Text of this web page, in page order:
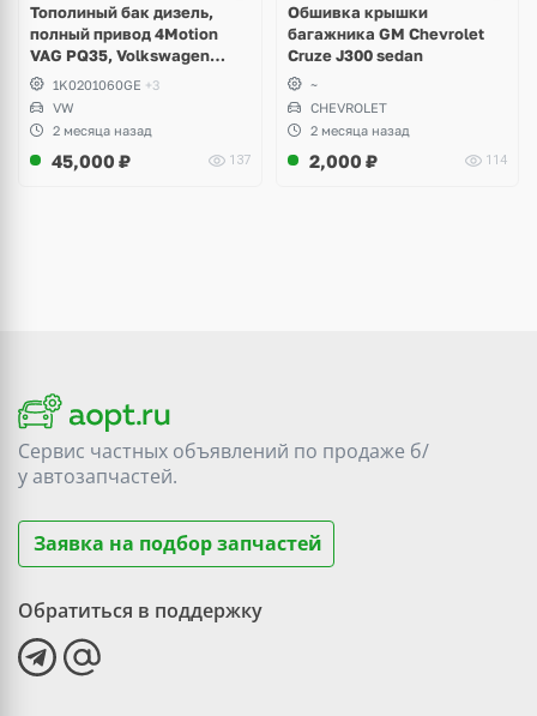
Тополиный бак дизель,
полный привод 4Motion
VAG PQ35, Volkswagen
Scirocco, Golf V, VI, Skoda
Yeti, Octavia A5, Superb,
Audi A3, Seat Altea
1K0201060GE +3
VW
2 месяца назад
45,000 ₽ 137
Обшивка крышки
багажника GM Chevrolet
Cruze J300 sedan
~
CHEVROLET
2 месяца назад
2,000 ₽ 114
Сервис частных объявлений по продаже б/
уавтозапчастей.
Заявка на подбор запчастей
Обратиться в поддержку